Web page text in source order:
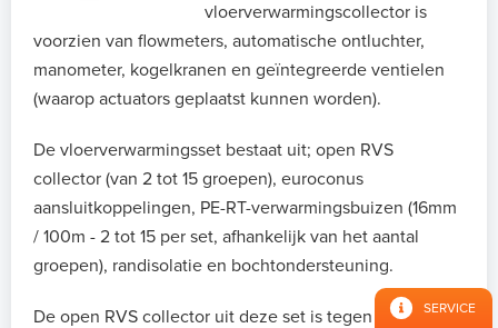
vloerverwarmingscollector is
voorzien van flowmeters, automatische ontluchter,
manometer, kogelkranen en geïntegreerde ventielen
(waarop actuators geplaatst kunnen worden).
De vloerverwarmingsset bestaat uit; open RVS
collector (van 2 tot 15 groepen), euroconus
aansluitkoppelingen, PE-RT-verwarmingsbuizen (16mm
/ 100m - 2 tot 15 per set, afhankelijk van het aantal
groepen), randisolatie en bochtondersteuning.
De open RVS collector uit deze set is tegen een SERVICE